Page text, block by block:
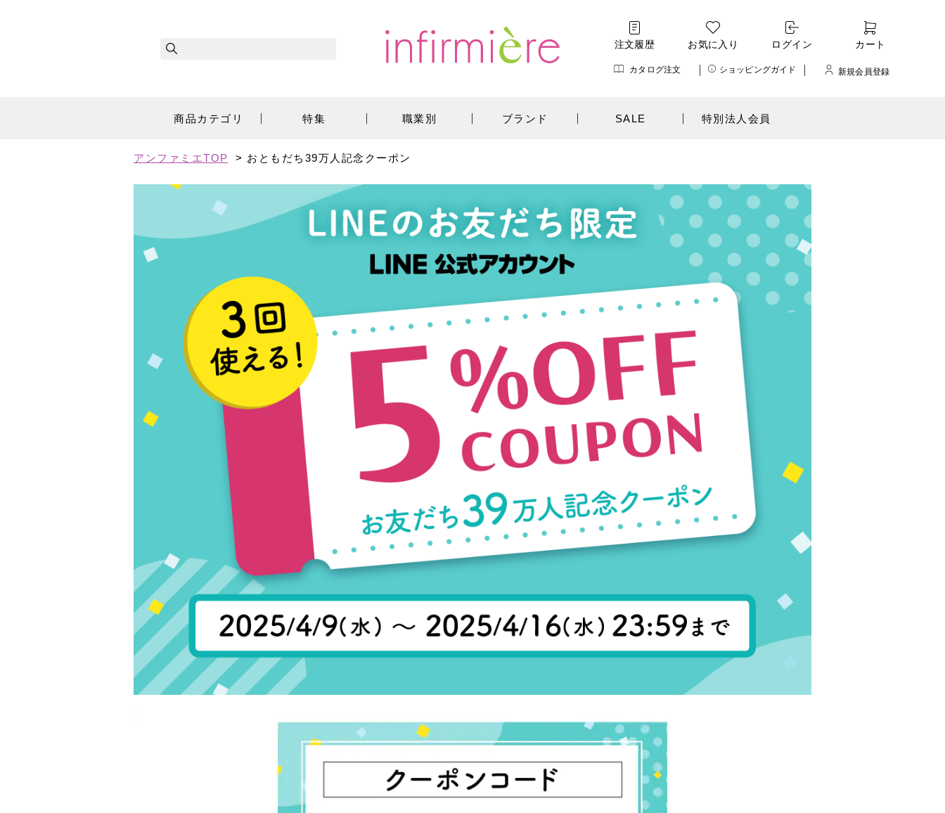
注文履歴 お気に入り ログイン カート
カタログ注文 ショッピングガイド 新規会員登録
商品カテゴリ 特集 職業別 ブランド SALE 特別法人会員
アンファミエTOP > おともだち39万人記念クーポン